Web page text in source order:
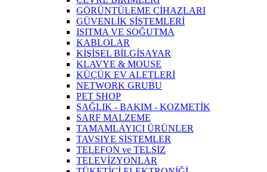
GÖRÜNTÜLEME CİHAZLARI
GÜVENLİK SİSTEMLERİ
ISITMA VE SOĞUTMA
KABLOLAR
KİŞİSEL BİLGİSAYAR
KLAVYE & MOUSE
KÜÇÜK EV ALETLERİ
NETWORK GRUBU
PET SHOP
SAĞLIK - BAKIM - KOZMETİK
SARF MALZEME
TAMAMLAYICI ÜRÜNLER
TAVSIYE SİSTEMLER
TELEFON ve TELSİZ
TELEVİZYONLAR